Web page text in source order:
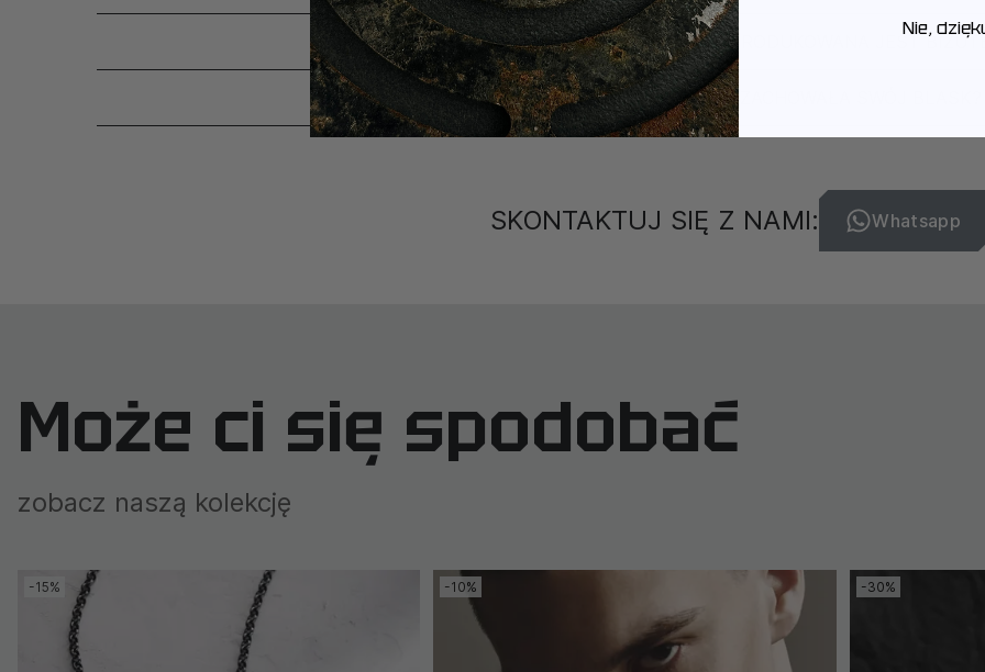
SKĄD POCHODZI MARKA I GDZIE PRODUKOWANA JEST
JAK DBAĆ O BIŻUTERIĘ, ABY ZACHOWAŁA SWÓJ BLASK?
SKONTAKTUJ SIĘ Z NAMI: Whatsapp
Może ci się spodobać
zobacz naszą kolekcję
-15% -10% -30%
Nie,